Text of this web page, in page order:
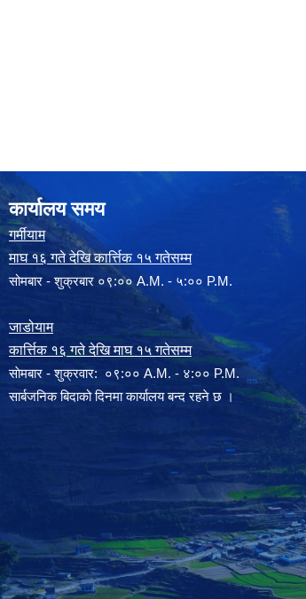
कार्यालय समय
गर्मीयाम
माघ १६ गते देखि कार्त्तिक १५ गतेसम्म
सोमबार - शुक्रबार ०९:०० A.M. - ५:०० P.M.
जाडोयाम
कार्त्तिक १६ गते देखि माघ १५ गतेसम्म
साेमबार - शुक्रवार: ०९:०० A.M. - ४:०० P.M.
सार्बजनिक बिदाको दिनमा कार्यालय बन्द रहने छ ।